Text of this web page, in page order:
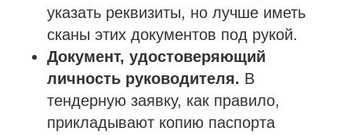
указать реквизиты, но лучше иметь
сканы этих документов под рукой.
Документ, удостоверяющий
личность руководителя. В
тендерную заявку, как правило,
прикладывают копию паспорта